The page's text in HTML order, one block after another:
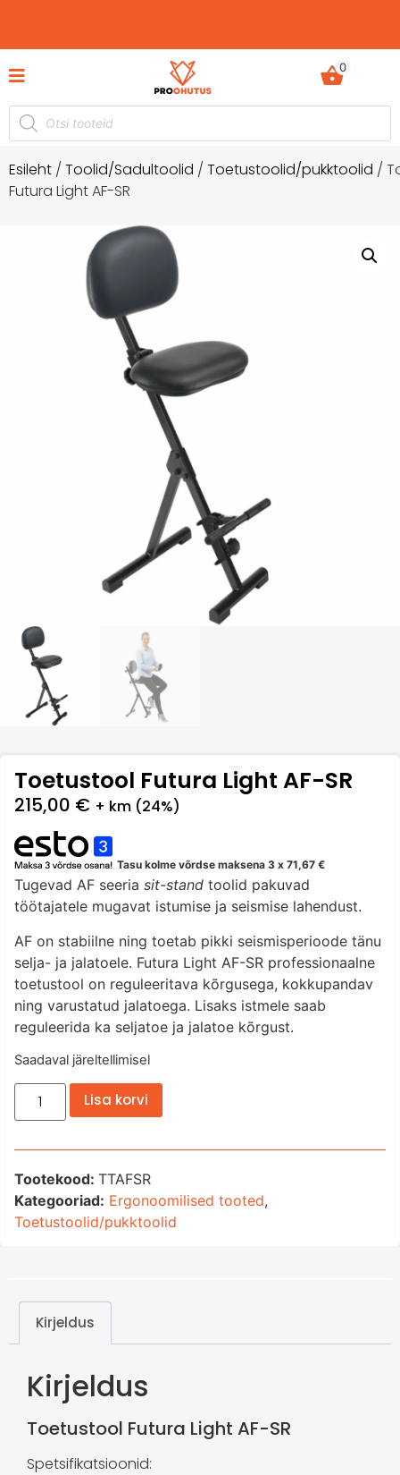
komplektid hetkel -60%
soodustusega!
0
Esileht / Toolid/Sadultoolid / Toetustoolid/pukktoolid /
Futura Light AF-SR
Toetustool Futura Light AF-SR
215,00 € + km (24%)
Tasu kolme võrdse maksena 3 x 71,67 €
Tugevad AF seeria sit-stand toolid pakuvad
töötajatele mugavat istumise ja seismise lahendust.
AF on stabiilne ning toetab pikki seismisperioode tänu
selja- ja jalatoele. Futura Light AF-SR professionaalne
toetustool on reguleeritava kõrgusega, kokkupandav
ning varustatud jalatoega. Lisaks istmele saab
reguleerida ka seljatoe ja jalatoe kõrgust.
Saadaval järeltellimisel
Lisa korvi
Tootekood: TTAFSR
Kategooriad: Ergonoomilised tooted,
Toetustoolid/pukktoolid
Kirjeldus
Kirjeldus
Toetustool Futura Light AF-SR
Spetsifikatsioonid: